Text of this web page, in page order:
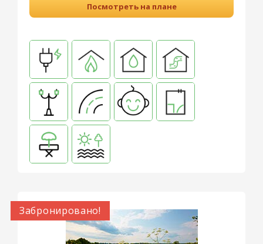
Посмотреть на плане
Забронировано!